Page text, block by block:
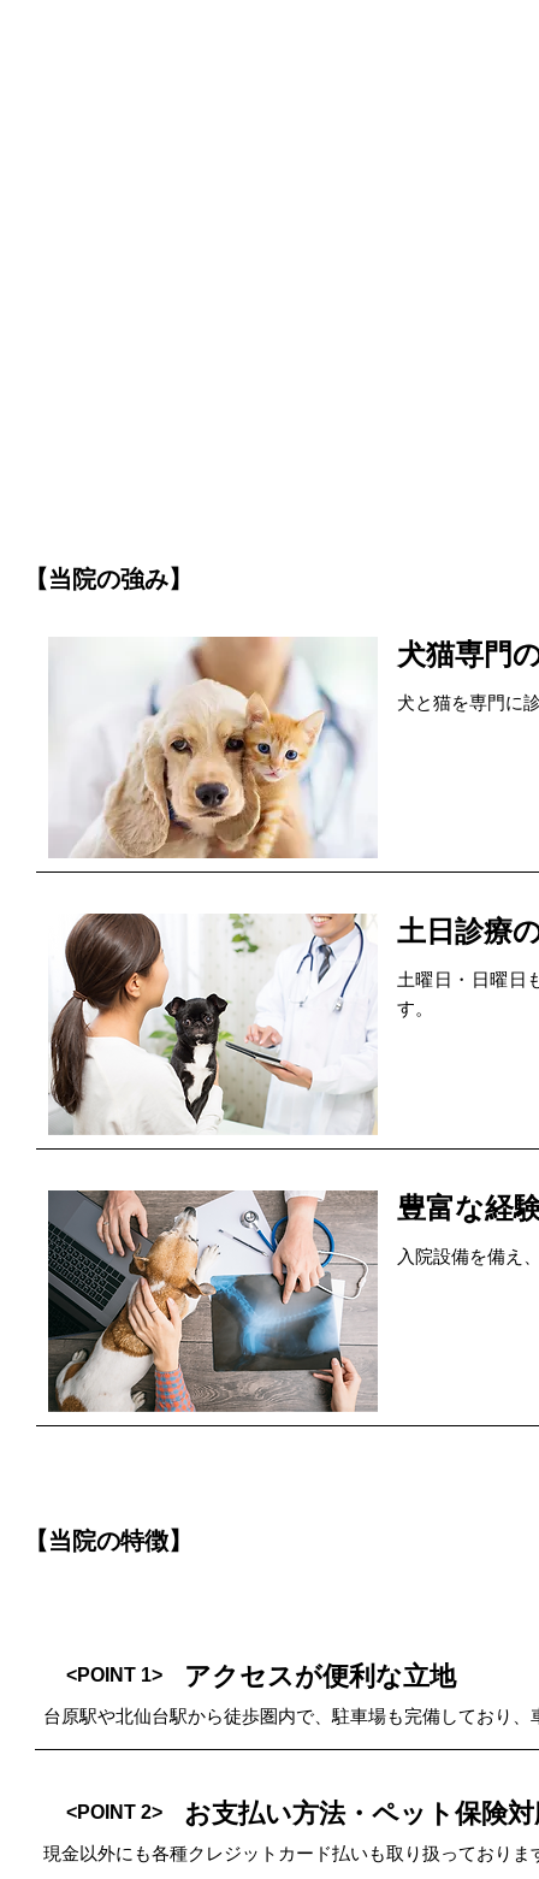
【当院の強み】
犬猫専門
犬と猫を専門に
土日診療
土曜日・日曜日
す。
豊富な経
入院設備を備え
【当院の特徴】
<POINT 1> アクセスが便利な立地
台原駅や北仙台駅から徒歩圏内で、駐車場も完備しており、
<POINT 2> お支払い方法・ペット保険
現金以外にも各種クレジットカード払いも取り扱っており